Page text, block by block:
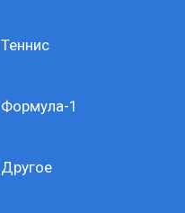
Теннис
Формула-1
Другое